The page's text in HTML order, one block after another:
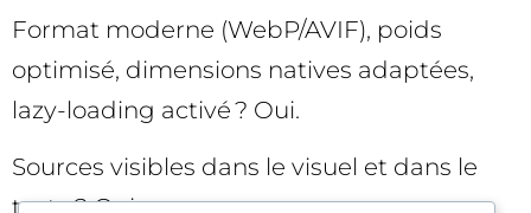
Format moderne (WebP/AVIF), poids
optimisé, dimensions natives adaptées,
lazy-loading activé ? Oui.
Sources visibles dans le visuel et dans le